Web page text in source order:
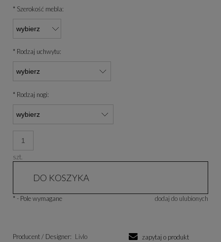
* Szerokość mebla:
* Rodzaj uchwytu:
* Rodzaj nogi:
szt.
DO KOSZYKA
dodaj do ulubionych
* - Pole wymagane
Producent / Designer: Livlo
zapytaj o produkt